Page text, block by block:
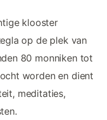
klooster
op de plek van
80 monniken tot
worden en dient
meditaties,